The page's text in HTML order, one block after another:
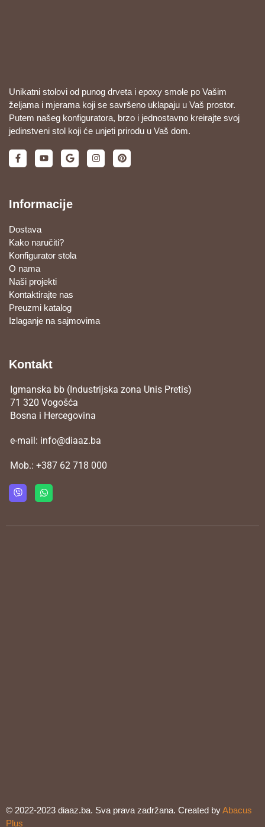
Unikatni stolovi od punog drveta i epoxy smole po Vašim
željama i mjerama koji se savršeno uklapaju u Vaš prostor.
Putem našeg konfiguratora, brzo i jednostavno kreirajte svoj
jedinstveni stol koji će unjeti prirodu u Vaš dom.
Informacije
Dostava
Kako naručiti?
Konfigurator stola
O nama
Naši projekti
Kontaktirajte nas
Preuzmi katalog
Izlaganje na sajmovima
Kontakt
Igmanska bb (Industrijska zona Unis Pretis)
71 320 Vogošća
Bosna i Hercegovina
e-mail: info@diaaz.ba
Mob.: +387 62 718 000
© 2022-2023 diaaz.ba. Sva prava zadržana. Created byAbacus
Plus